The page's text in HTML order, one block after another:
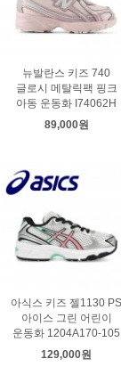
뉴발란스 키즈 740
글로시 메탈릭팩 핑크
아동 운동화 I74062H
89,000원
아식스 키즈 젤1130 PS
아이스 그린 어린이
운동화 1204A170-105
129,000원